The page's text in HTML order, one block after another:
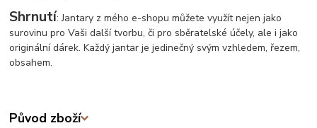
Shrnutí: Jantary z mého e-shopu můžete využít nejen jako
surovinu pro Vaši další tvorbu, či pro sběratelské účely, ale i jako
originální dárek. Každý jantar je jedinečný svým vzhledem, řezem,
obsahem.
Původ zboží